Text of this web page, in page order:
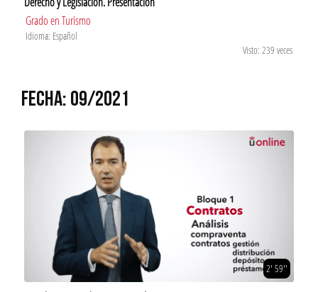
Grado en Turismo
Idioma: Español
Visto: 239 veces
FECHA: 09/2021
2' 59''